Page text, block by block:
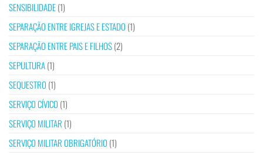
SENSIBILIDADE(1)
SEPARAÇÃO ENTRE IGREJAS E ESTADO (1)
SEPARAÇÃO ENTRE PAIS E FILHOS(2)
SEPULTURA(1)
SEQUESTRO (1)
SERVIÇO CÍVICO (1)
SERVIÇO MILITAR (1)
SERVIÇO MILITAR OBRIGATÓRIO (1)